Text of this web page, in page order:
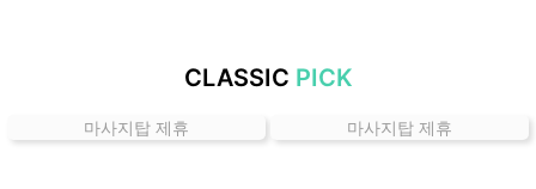
곳
CLASSIC PICK
마사지탑 제휴 마사지탑 제휴